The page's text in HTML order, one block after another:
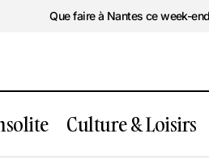
Que faire à Nantes ce week-
Culture & Loisirs